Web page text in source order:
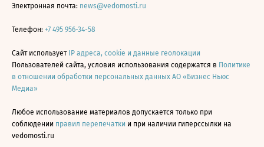
Электронная почта: news@vedomosti.ru
Телефон: +7 495 956-34-58
Сайт использует IP адреса, cookie и данные геолокации
Пользователей сайта, условия использования содержатся в Политике
в отношении обработки персональных данных АО «Бизнес Ньюс
Медиа»
Любое использование материалов допускается только при
соблюдении правил перепечатки и при наличии гиперссылки на
vedomosti.ru